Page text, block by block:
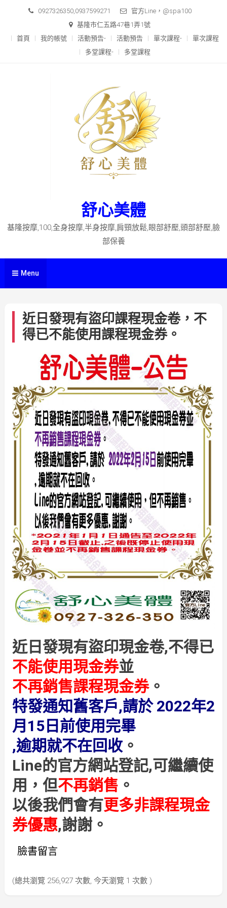
content
0927326350,0937599271
官方Line，@spa100
基隆市仁五路47巷1弄1號
首頁
我的帳號 活動預告- 活動預告 單次課程-
單次課程
多堂課程-
多堂課程
舒心美體
基隆按摩,100,全身按摩,半身按摩,肩頸放鬆,眼部舒壓,頭部舒壓,臉
部保養
Menu
近日發現有盜印課程現金卷，不
得已不能使用課程現金券。
近日發現有盜印現金卷,不得已
不能使用現金券並
不再銷售課程現金券。
特發通知舊客戶,請於 2022年2
月15日前使用完畢
,逾期就不在回收。
Line的官方網站登記,可繼續使
用，但不再銷售 。
以後我們會有更多非課程現金
券優惠,謝謝。
臉書留言
(總共瀏覽 256,927 次數, 今天瀏覽 1 次數 )